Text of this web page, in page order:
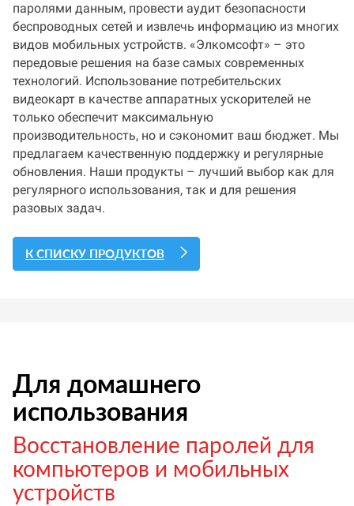
паролями данным, провести аудит безопасности
беспроводных сетей и извлечь информацию из многих
видов мобильных устройств. «Элкомсофт» – это
передовые решения на базе самых современных
технологий. Использование потребительских
видеокарт в качестве аппаратных ускорителей не
только обеспечит максимальную
производительность, но и сэкономит ваш бюджет. Мы
предлагаем качественную поддержку и регулярные
обновления. Наши продукты – лучший выбор как для
регулярного использования, так и для решения
разовых задач.
К СПИСКУ ПРОДУКТОВ
Для домашнего
использования
Восстановление паролей для
компьютеров и мобильных
устройств